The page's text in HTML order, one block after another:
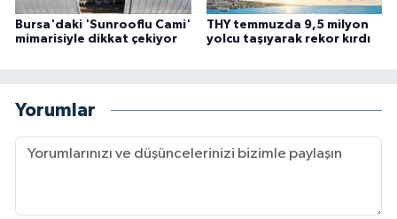
Bursa'daki 'Sunrooflu Cami'
mimarisiyle dikkat çekiyor
THY temmuzda 9,5 milyon
yolcu taşıyarak rekor kırdı
Yorumlar